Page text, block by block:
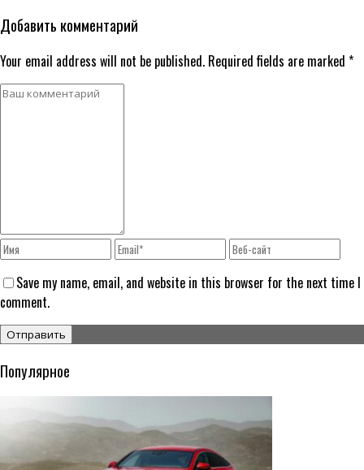
Добавить комментарий
Your email address will not be published. Required fields are marked *
Save my name, email, and website in this browser for the next time I
comment.
Популярное